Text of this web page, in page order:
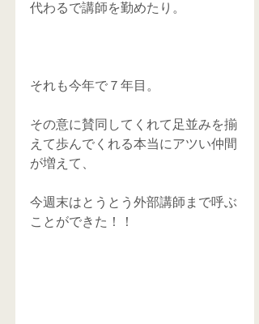
代わるで講師を勤めたり。
それも今年で７年目。
その意に賛同してくれて足並みを揃
えて歩んでくれる本当にアツい仲間
が増えて、
今週末はとうとう外部講師まで呼ぶ
ことができた！！